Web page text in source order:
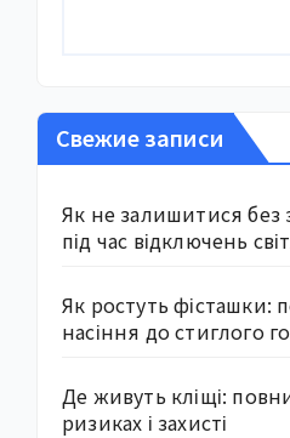
Свежие записи
Як не залишитися без
під час відключень
Як ростуть фісташки:
насіння до стиглого
Де живуть кліщі:
ризиках і захисті